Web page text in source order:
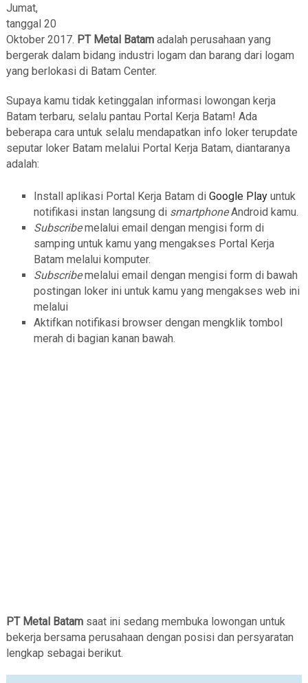
Jumat,
tanggal 20
Oktober 2017. PT Metal Batamadalah perusahaan yang
bergerak dalam bidang industri logam dan barang dari logam
yang berlokasi di Batam Center.
Supaya kamu tidak ketinggalan informasi lowongan kerja
Batam terbaru, selalu pantau Portal Kerja Batam! Ada
beberapa cara untuk selalu mendapatkan info loker terupdate
seputar loker Batam melalui Portal Kerja Batam, diantaranya
adalah:
Install aplikasi Portal Kerja Batam di Google Playuntuk
notifikasi instan langsung di smartphoneAndroid kamu.
Subscribemelalui email dengan mengisi form di
samping untuk kamu yang mengakses Portal Kerja
Batam melalui komputer.
Subscribemelalui email dengan mengisi form di bawah
postingan loker ini untuk kamu yang mengakses web ini
melalui
Aktifkan notifikasi browser dengan mengklik tombol
merah di bagian kanan bawah.
PT Metal Batamsaat ini sedang membuka lowongan untuk
bekerja bersama perusahaan dengan posisi dan persyaratan
lengkap sebagai berikut.